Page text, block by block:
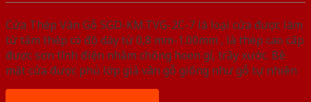
Cửa Thép Vân Gỗ SGD-KM.TVG-2C-7 là loại cửa được làm
từ tấm thép có độ dày từ 0,8 mm-1.00mm , là thép cao cấp
được sơn tĩnh điện nhằm chống hoen gỉ, trầy xước. Bề
mặt cửa được phủ lớp giả vân gỗ giống như gỗ tự nhiên